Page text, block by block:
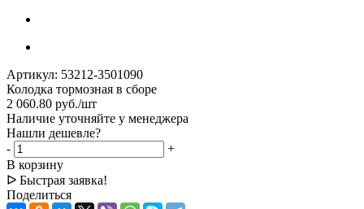
Артикул: 53212-3501090
Колодка тормозная в сборе
2 060.80 руб./шт
Наличие уточняйте у менеджера
Нашли дешевле?
-
+
В корзину
ᐅ Быстрая заявка!
Поделиться